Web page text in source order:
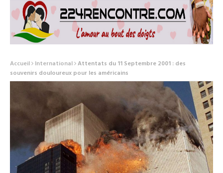
Accueil International Attentats du 11 Septembre 2001 : des
souvenirs douloureux pour les américains